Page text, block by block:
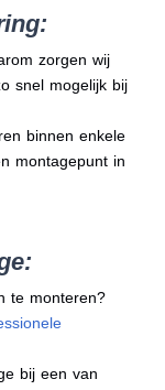
zorgen wij
snel mogelijk bij
binnen enkele
montagepunt in
te monteren?
bij een van